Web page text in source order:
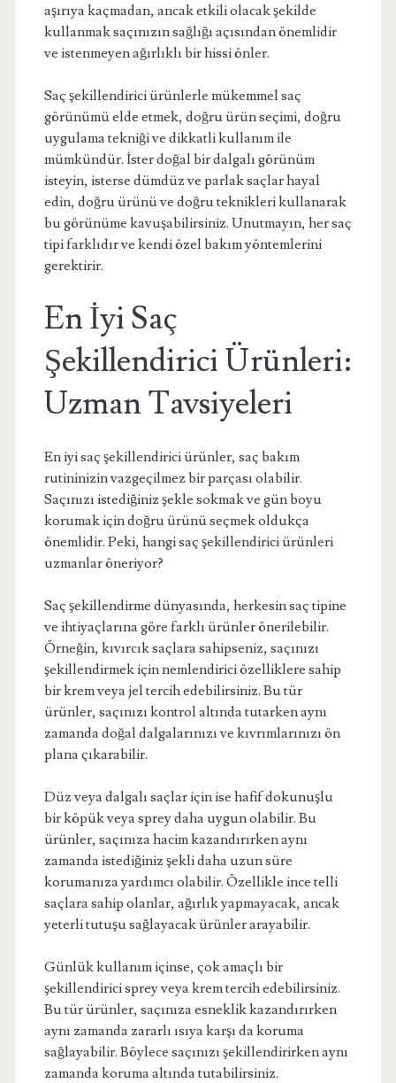
aşırıya kaçmadan, ancak etkili olacak şekilde
kullanmak saçınızın sağlığı açısından önemlidir
ve istenmeyen ağırlıklı bir hissi önler.
Saç şekillendirici ürünlerle mükemmel saç
görünümü elde etmek, doğru ürün seçimi, doğru
uygulama tekniği ve dikkatli kullanım ile
mümkündür. İster doğal bir dalgalı görünüm
isteyin, isterse dümdüz ve parlak saçlar hayal
edin, doğru ürünü ve doğru teknikleri kullanarak
bu görünüme kavuşabilirsiniz. Unutmayın, her saç
tipi farklıdır ve kendi özel bakım yöntemlerini
gerektirir.
En İyi Saç
Şekillendirici Ürünleri:
Uzman Tavsiyeleri
En iyi saç şekillendirici ürünler, saç bakım
rutininizin vazgeçilmez bir parçası olabilir.
Saçınızı istediğiniz şekle sokmak ve gün boyu
korumak için doğru ürünü seçmek oldukça
önemlidir. Peki, hangi saç şekillendirici ürünleri
uzmanlar öneriyor?
Saç şekillendirme dünyasında, herkesin saç tipine
ve ihtiyaçlarına göre farklı ürünler önerilebilir.
Örneğin, kıvırcık saçlara sahipseniz, saçınızı
şekillendirmek için nemlendirici özelliklere sahip
bir krem veya jel tercih edebilirsiniz. Bu tür
ürünler, saçınızı kontrol altında tutarken aynı
zamanda doğal dalgalarınızı ve kıvrımlarınızı ön
plana çıkarabilir.
Düz veya dalgalı saçlar için ise hafif dokunuşlu
bir köpük veya sprey daha uygun olabilir. Bu
ürünler, saçınıza hacim kazandırırken aynı
zamanda istediğiniz şekli daha uzun süre
korumanıza yardımcı olabilir. Özellikle ince telli
saçlara sahip olanlar, ağırlık yapmayacak, ancak
yeterli tutuşu sağlayacak ürünler arayabilir.
Günlük kullanım içinse, çok amaçlı bir
şekillendirici sprey veya krem tercih edebilirsiniz.
Bu tür ürünler, saçınıza esneklik kazandırırken
aynı zamanda zararlı ısıya karşı da koruma
sağlayabilir. Böylece saçınızı şekillendirirken aynı
zamanda koruma altında tutabilirsiniz.